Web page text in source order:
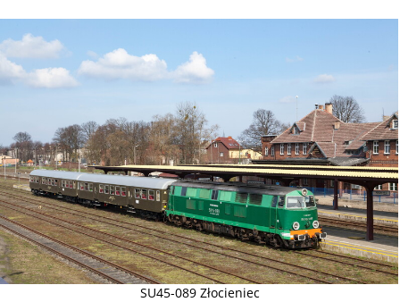
SU45-089 Złocieniec